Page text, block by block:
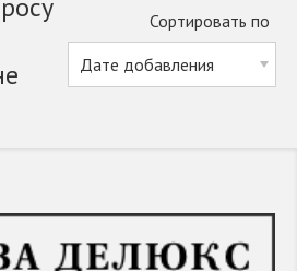
Сортировать по